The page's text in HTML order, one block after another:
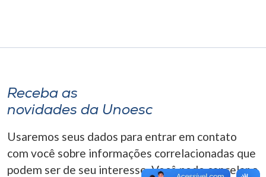
o idioma
A-
Receba as
novidades da Unoesc
Usaremos seus dados para entrar em contato
com você sobre informações correlacionadas que
podem ser de seu interesse. Você pode cancelar o